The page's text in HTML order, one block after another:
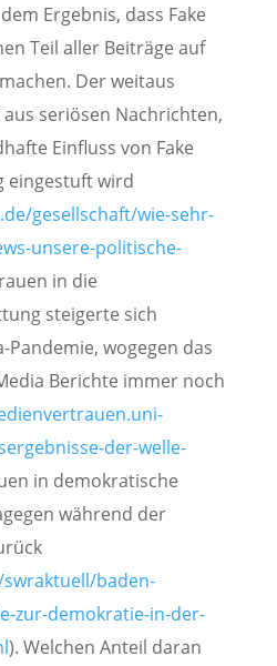
Ergebnis, dass Fake
Teil aller Beiträge auf
Der weitaus
seriösen Nachrichten,
Einfluss von Fake
eingestuft wird
gesellschaft/wie-sehr-
unsere-politische-
in die
steigerte sich
wogegen das
Berichte immer noch
der-welle-
in demokratische
während der
baden-
zur-demokratie-in-der-
). Welchen Anteil daran